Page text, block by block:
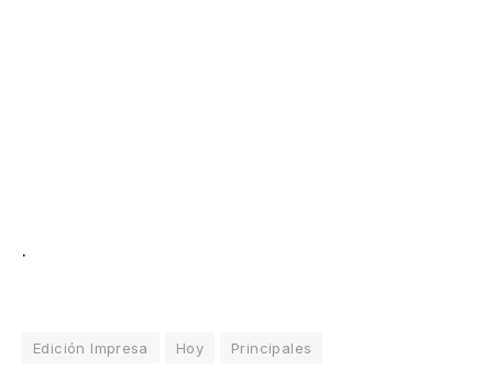
.
Edición Impresa Hoy Principales